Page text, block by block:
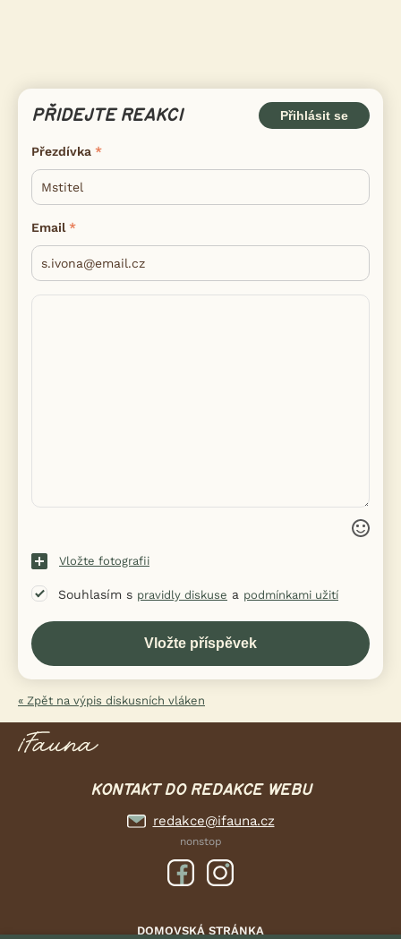
PŘIDEJTE REAKCI Přihlásit se
Přezdívka
Email
Vložte fotografii
Souhlasím s pravidly diskuse a podmínkami užití
« Zpět na výpis diskusních vláken
KONTAKT DO REDAKCE WEBU
redakce@ifauna.cz
nonstop
DOMOVSKÁ STRÁNKA